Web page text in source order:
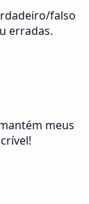
falso
erradas.
meus